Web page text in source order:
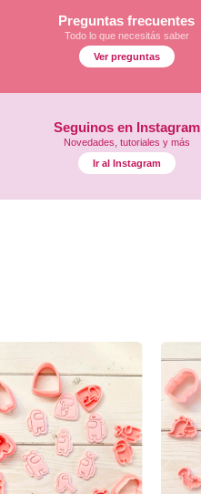
Preguntas frecuentes
Todo lo que necesitás saber
Ver preguntas
Seguinos en Instagram
Novedades, tutoriales y más
Ir al Instagram